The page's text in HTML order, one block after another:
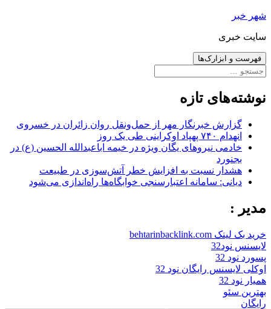
رفتن
نوشته‌ها
شهر خبر
سایت خبری
فهرست و ابزارک‌ها
جستجو
نوشته‌های تازه
گزارش خبرنگار مهر از حمل‌ونقل روان زائران در خسروی
انهدام ۷۴۰ پهپاد اوکراینی طی یک روز
خادمی نیروهای یگان ویژه در خیمه اباعبدالله الحسین (ع) در
بجنورد
هشدار نسبت به افزایش خطر آتش‌سوزی در طبیعت
دیانی: سامانه اعتبارسنجی خوابگاه‌ها راه‌اندازی می‌شود
مدیر :
خرید بک لینک behtarinbacklink.com
لایسنس نود32
پسورد نود 32
اوکلی لایسنس رایگان نود 32
همیار نود 32
بهترین سئو
رایگان